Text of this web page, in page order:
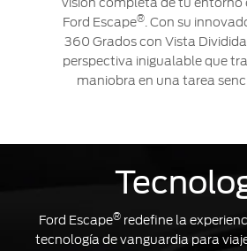
visión completa de tu entorno
Ford Escape®. Con su
360 Grados con Vista
perspectiva inigualable que
maniobra en una tarea
Ford Escape®redefine la
tecnología de vanguardia para